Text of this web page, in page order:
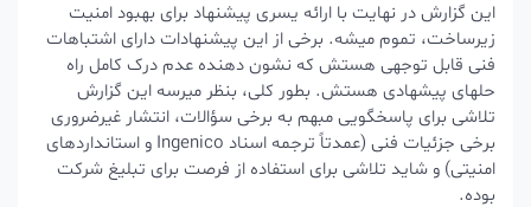
این گزارش در نهایت با ارائه یسری پیشنهاد برای بهبود امنیت
زیرساخت، تموم میشه. برخی از این پیشنهادات دارای اشتباهات
فنی قابل توجهی هستش که نشون دهنده عدم درک کامل راه
حلهای پیشهادی هستش.بطور کلی، بنظر میرسه این گزارش
تلاشی برای پاسخگویی مبهم به برخی سؤالات، انتشار غیرضروری
برخی جزئیات فنی (عمدتاً ترجمه اسناد Ingenico و استانداردهای
امنیتی) و شاید تلاشی برای استفاده از فرصت برای تبلیغ شرکت